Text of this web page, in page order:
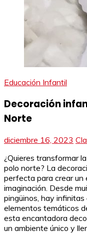
Educación Infantil
Decoración
Norte
diciembre 16, 2023
¿Quieres transformar
polo norte? La
perfecta para crear un
imaginación. Desde
pingüinos, hay
elementos temáticos
esta encantadora
un ambiente único y